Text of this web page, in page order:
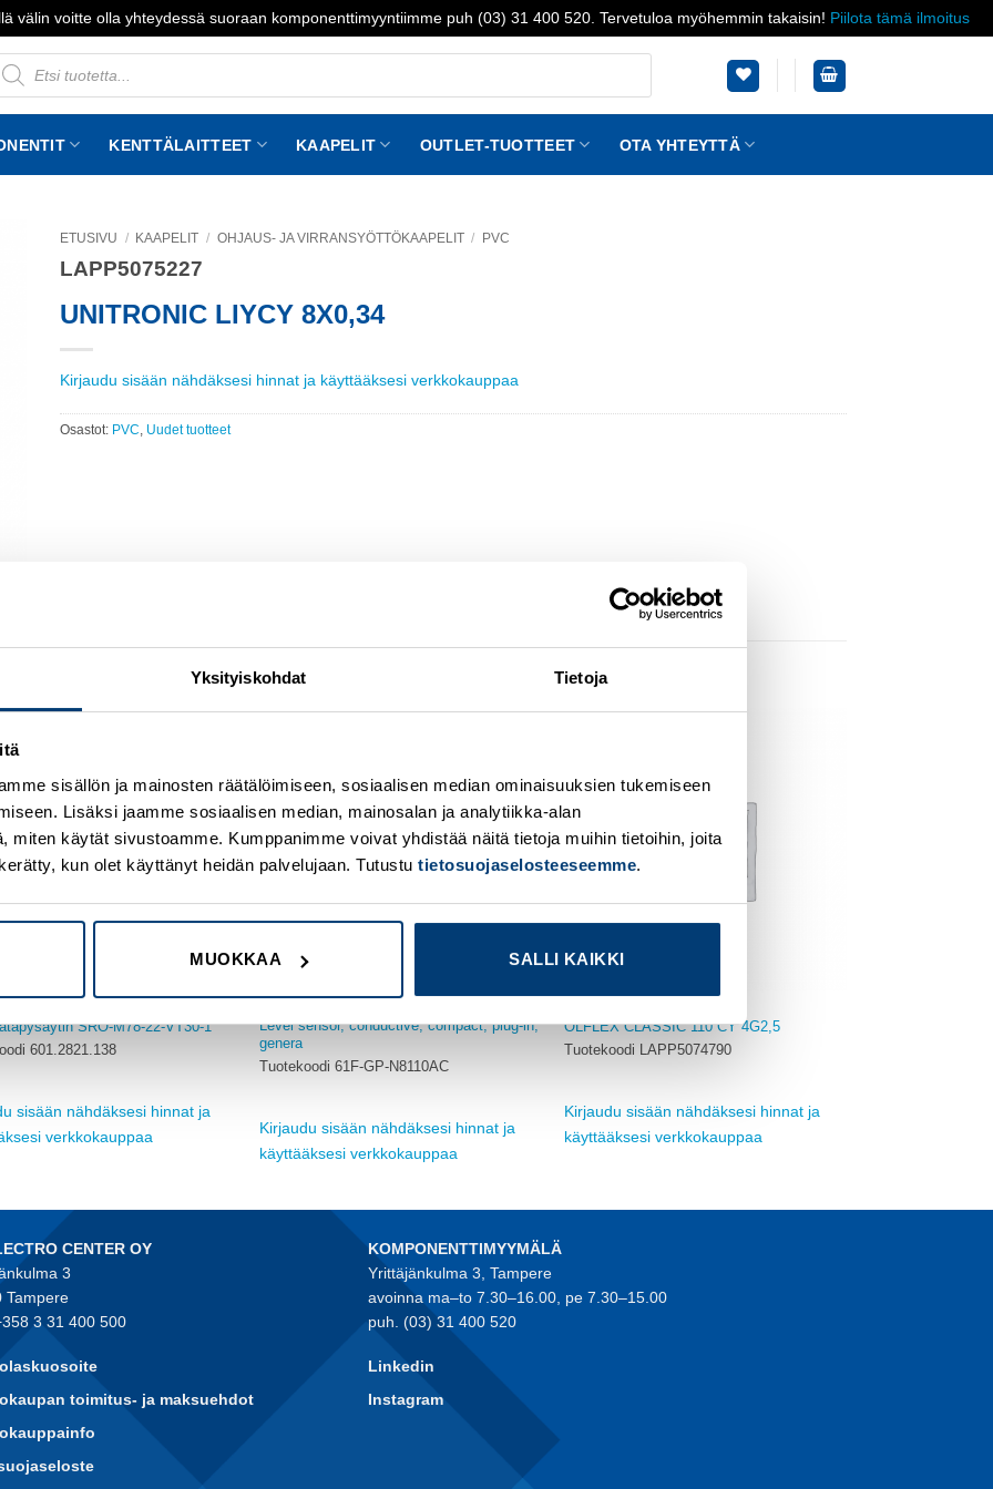
Yksityiskohdat Tietoja
sisällön ja mainosten räätälöimiseen, sosiaalisen median ominaisuuksien tukemiseen
Lisäksi jaamme sosiaalisen median, mainosalan ja analytiikka-alan
miten käytät sivustoamme. Kumppanimme voivat yhdistää näitä tietoja muihin tietoihin, joita
kun olet käyttänyt heidän palvelujaan. Tutustu tietosuojaselosteeseemme.
MUOKKAA SALLI KAIKKI
välin voitte olla yhteydessä suoraan komponenttimyyntiimme puh (03) 31 400 520. Tervetuloa myöhemmin takaisin! Piilota tämä ilmoitus
KENTTÄLAITTEET KAAPELIT OUTLET-TUOTTEET OTA YHTEYTTÄ
ETUSIVU / KAAPELIT / OHJAUS- JA VIRRANSYÖTTÖKAAPELIT / PVC
LAPP5075227
UNITRONIC LIYCY 8X0,34
Kirjaudu sisään nähdäksesi hinnat ja käyttääksesi verkkokauppaa
Osastot: PVC Uudet tuotteet
wishlist
SRO-M78-22-VT30-1
601.2821.138
sisään nähdäksesi hinnat ja
verkkokauppaa
wishlist
Level sensor, conductive, compact, plug-in,
genera
Tuotekoodi 61F-GP-N8110AC
Kirjaudu sisään nähdäksesi hinnat ja
käyttääksesi verkkokauppaa
ÖLFLEX CLASSIC 110 CY 4G2,5
Tuotekoodi LAPP5074790
Kirjaudu sisään nähdäksesi hinnat ja
käyttääksesi verkkokauppaa
CENTER OY
3
Tampere
3 31 400 500
toimitus- ja maksuehdot
KOMPONENTTIMYYMÄLÄ
Yrittäjänkulma 3, Tampere
avoinna ma–to 7.30–16.00, pe 7.30–15.00
puh. (03) 31 400 520
Linkedin
Instagram